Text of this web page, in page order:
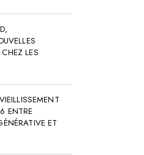
LES
ENTRE
ET